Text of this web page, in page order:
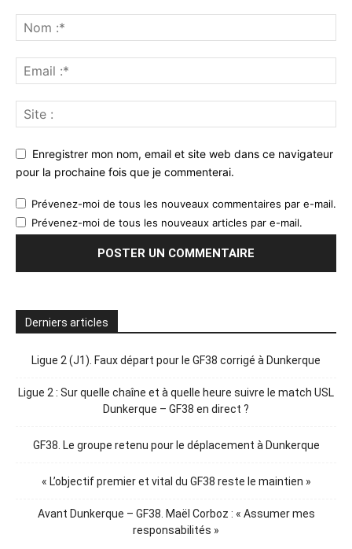
Enregistrer mon nom, email et site web dans ce navigateur
pour la prochaine fois que je commenterai.
Prévenez-moi de tous les nouveaux commentaires par e-mail.
Prévenez-moi de tous les nouveaux articles par e-mail.
Derniers articles
Ligue 2 (J1). Faux départ pour le GF38 corrigé à Dunkerque
Ligue 2 : Sur quelle chaîne et à quelle heure suivre le match USL
Dunkerque – GF38 en direct ?
GF38. Le groupe retenu pour le déplacement à Dunkerque
« L’objectif premier et vital du GF38 reste le maintien »
Avant Dunkerque – GF38. Maël Corboz : « Assumer mes
responsabilités »